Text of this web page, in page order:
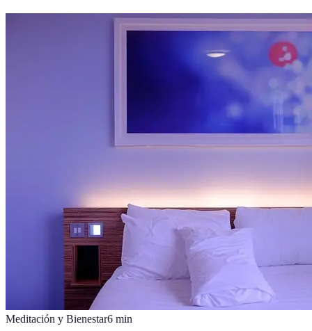
Meditación y Bienestar6 min